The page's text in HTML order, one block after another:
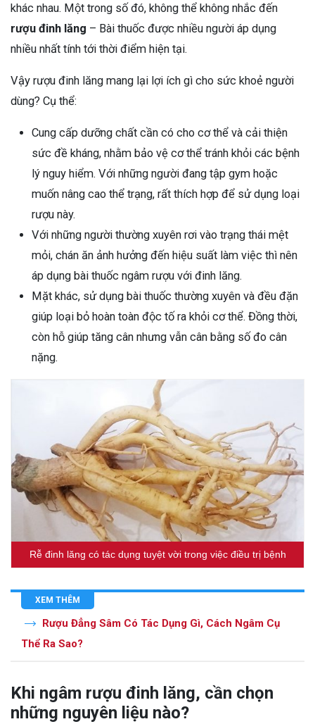
khác nhau. Một trong số đó, không thể không nhắc đến
rượu đinh lăng – Bài thuốc được nhiều người áp dụng
nhiều nhất tính tới thời điểm hiện tại.
Vậy rượu đinh lăng mang lại lợi ích gì cho sức khoẻ người
dùng? Cụ thể:
Cung cấp dưỡng chất cần có cho cơ thể và cải thiện
sức đề kháng, nhằm bảo vệ cơ thể tránh khỏi các bệnh
lý nguy hiểm. Với những người đang tập gym hoặc
muốn nâng cao thể trạng, rất thích hợp để sử dụng loại
rượu này.
Với những người thường xuyên rơi vào trạng thái mệt
mỏi, chán ăn ảnh hưởng đến hiệu suất làm việc thì nên
áp dụng bài thuốc ngâm rượu với đinh lăng.
Mặt khác, sử dụng bài thuốc thường xuyên và đều đặn
giúp loại bỏ hoàn toàn độc tố ra khỏi cơ thể. Đồng thời,
còn hỗ giúp tăng cân nhưng vẫn cân bằng số đo cân
nặng.
Rễ đinh lăng có tác dụng tuyệt vời trong việc điều trị bệnh
XEM THÊM
Rượu Đẳng Sâm Có Tác Dụng Gì, Cách Ngâm Cụ
Thể Ra Sao?
Khi ngâm rượu đinh lăng, cần chọn
những nguyên liệu nào?